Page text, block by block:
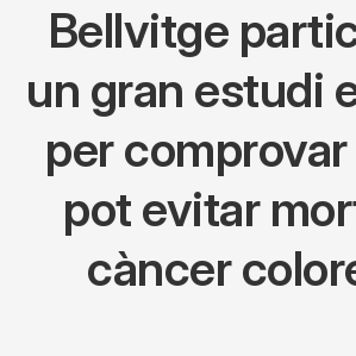
Bellvitge
un gran estudi
per comprovar
pot evitar
càncer